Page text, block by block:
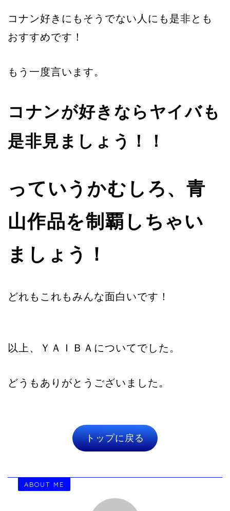
コナン好きにもそうでない人にも是非とも
おすすめです！
もう一度言います。
コナンが好きならヤイバも
是非見ましょう！！
っていうかむしろ、青
山作品を制覇しちゃい
ましょう！
どれもこれもみんな面白いです！
以上、ＹＡＩＢＡについてでした。
どうもありがとうございました。
トップに戻る
ABOUT ME